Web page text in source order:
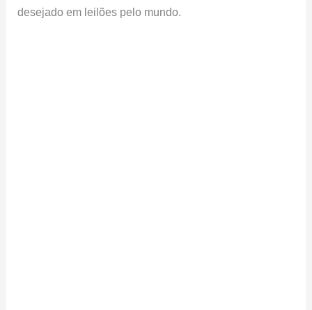
desejado em leilões pelo mundo.